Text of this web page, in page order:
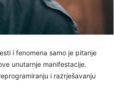
i fenomena samo je pitanje
unutarnje manifestacije.
i razrješavanju